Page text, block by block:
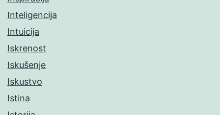
Inteligencija
Intuicija
Iskrenost
Iskušenje
Iskustvo
Istina